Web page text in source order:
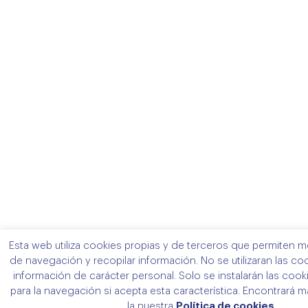
Esta web utiliza cookies propias y de terceros que permiten
de navegación y recopilar información. No se utilizaran las
información de carácter personal. Solo se instalarán las
para la navegación si acepta esta característica. Encontrará